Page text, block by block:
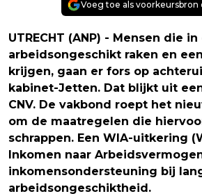
Voeg toe als voorkeursbron
UTRECHT (ANP) - Mensen die
arbeidsongeschikt raken en
krijgen, gaan er fors op
kabinet-Jetten. Dat blijkt uit
CNV. De vakbond roept het
om de maatregelen die
schrappen. Een WIA-uitkering
Inkomen naar
inkomensondersteuning bij
arbeidsongeschiktheid.